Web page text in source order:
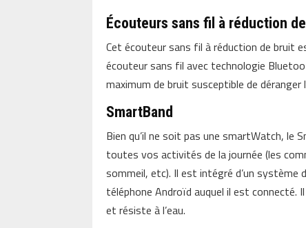
Écouteurs sans fil à réduction
Cet écouteur sans fil à réduction de bruit
écouteur sans fil avec technologie
maximum de bruit susceptible de
SmartBand
Bien qu’il ne soit pas une smartWatch, le
toutes vos activités de la journée (les
sommeil, etc). Il est intégré d’un
téléphone Androïd auquel il est
et résiste à l’eau.